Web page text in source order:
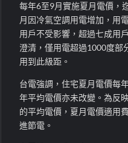
每年6至9月實施夏月電價，
月因冷氣空調用電增加，用
用戶不受影響，超過七成用
澄清，僅用電超過1000度部
用到此級距。
台電強調，住宅夏月電價每
年平均電價亦未改變。為反
的平均電價，夏月電價適用
進節電。